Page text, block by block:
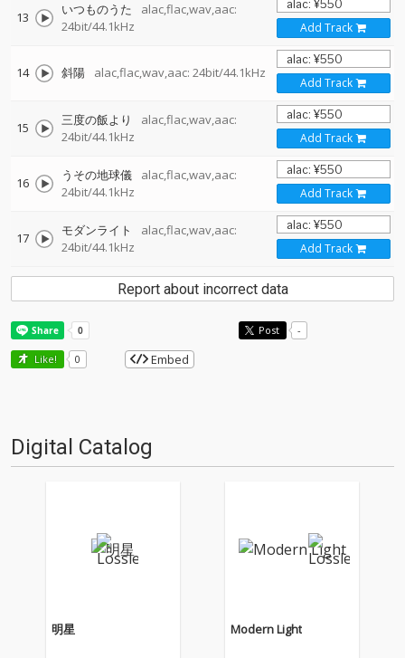
13 いつものうた
alac,flac,wav,aac:
24bit/44.1kHz
Add Track
14 斜陽 alac,flac,wav,aac: 24bit/44.1kHz
Add Track
15 三度の飯より
alac,flac,wav,aac:
24bit/44.1kHz
Add Track
16 うその地球儀
alac,flac,wav,aac:
24bit/44.1kHz
Add Track
17 モダンライト
alac,flac,wav,aac:
24bit/44.1kHz
Add Track
Report about incorrect data
Post -
Like! 0 Embed
Digital Catalog
明星 Modern Light